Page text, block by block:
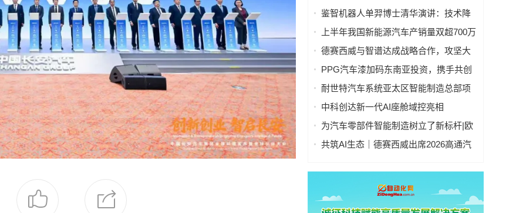
出AiCube汽车设计一体机
鉴智机器人单羿博士清华演讲：技术降
本、科技平权，助力车企打造繁荣的
上半年我国新能源汽车产销量双超700万
辆
德赛西威与智谱达成战略合作，攻坚大
模型上车“最后一公里”
PPG汽车漆加码东南亚投资，携手共创
可持续发展未来
耐世特汽车系统亚太区智能制造总部项
目在苏州工业园区正式奠基
中科创达新一代AI座舱域控亮相
CES2026，以全栈能力引领智能座舱变
为汽车零部件智能制造树立了新标杆|欧
姆龙与博格华纳深化智能制造合作
共筑AI生态｜德赛西威出席2026高通汽